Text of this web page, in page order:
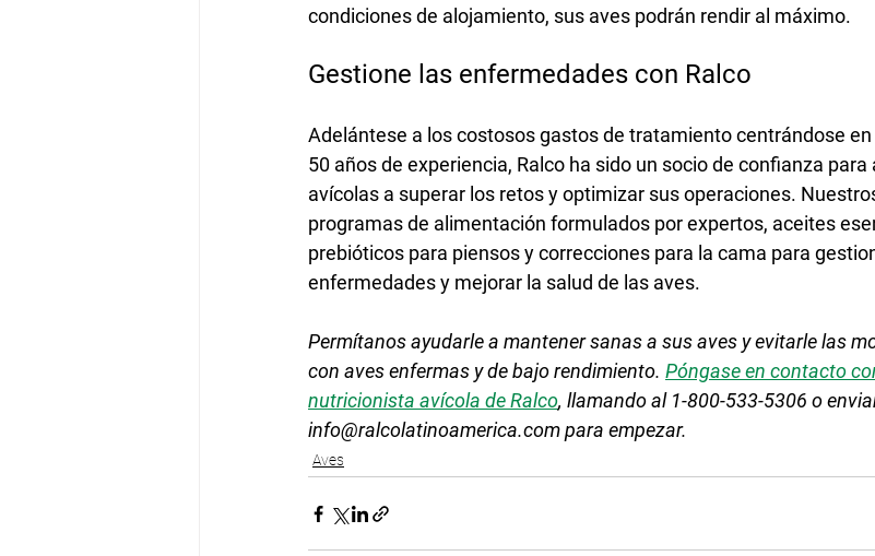
condiciones de alojamiento, sus aves podrán rendir al máximo.
Gestione las enfermedades con Ralco
Adelántese a los costosos gastos de tratamiento centrándose
50 años de experiencia, Ralco ha sido un socio de confianza
avícolas a superar los retos y optimizar sus operaciones.
programas de alimentación formulados por expertos, aceites
prebióticos para piensos y correcciones para la cama para
enfermedades y mejorar la salud de las aves.
Permítanos ayudarle a mantener sanas a sus aves y evitarle las
con aves enfermas y de bajo rendimiento. Póngase en contacto
nutricionista avícola de Ralco, llamando al 1-800-533-5306 o
info@ralcolatinoamerica.com para empezar.
Aves